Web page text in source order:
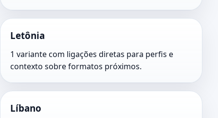
Letônia
1 variante com ligações diretas para perfis e
contexto sobre formatos próximos.
Líbano